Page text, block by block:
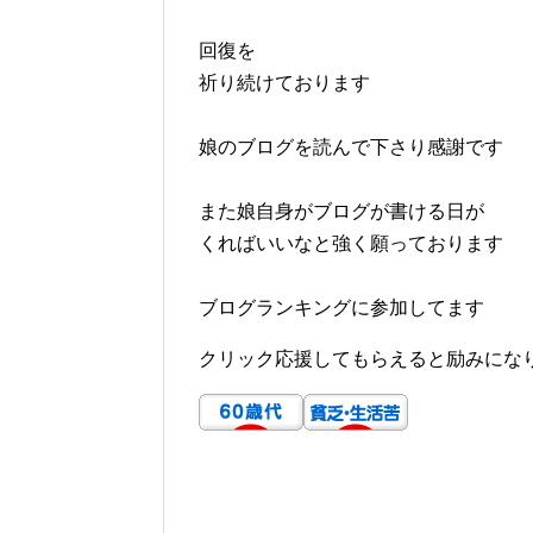
回復を
祈り続けております
娘のブログを読んで下さり感謝です
また娘自身がブログが書ける日が
くればいいなと強く願っております
ブログランキングに参加してます
クリック応援してもらえると励みにな